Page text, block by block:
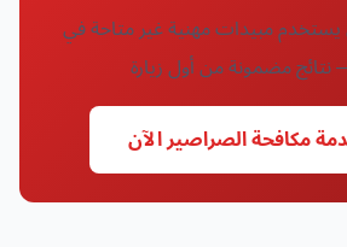
مبيدات مهنية غير متاحة في
مضمونة من أول زيارة
مكافحة الصراصير الآن